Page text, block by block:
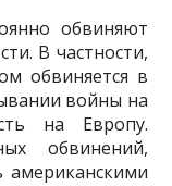
обвиняют
В частности,
обвиняется в
войны на
на Европу.
об­винений,
американскими